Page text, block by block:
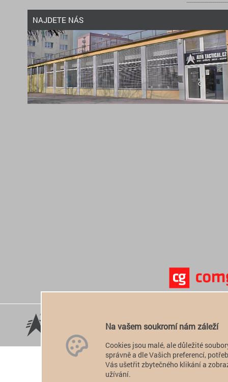
NAJDETE NÁS
Na vašem soukromí nám záleží
Cookies jsou malé, ale důležité
správně a dle Vašich preferencí,
Vás ušetřit zbytečného klikání a
užívání.